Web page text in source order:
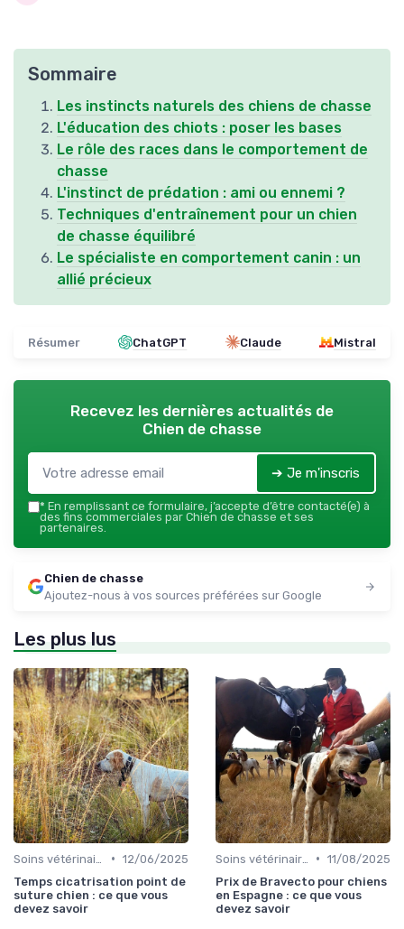
Sommaire
Les instincts naturels des chiens de chasse
L'éducation des chiots : poser les bases
Le rôle des races dans le comportement de
chasse
L'instinct de prédation : ami ou ennemi ?
Techniques d'entraînement pour un chien
de chasse équilibré
Le spécialiste en comportement canin : un
allié précieux
Résumer ChatGPT Claude Mistral
Recevez les dernières actualités de
Chien de chasse
➔ Je m'inscris
* En remplissant ce formulaire, j’accepte d’être contacté(e) à
des fins commerciales par Chien de chasse et ses
partenaires.
Chien de chasse
Ajoutez-nous à vos sources préférées sur Google
Les plus lus
• 12/06/2025
Temps cicatrisation point de
suture chien : ce que vous
devez savoir
• 11/08/2025
Prix de Bravecto pour chiens
en Espagne : ce que vous
devez savoir